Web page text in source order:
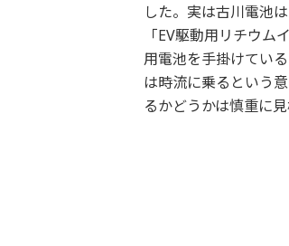
した。実は古川電池
「EV駆動用リチウ
用電池を手掛けてい
は時流に乗るという
るかどうかは慎重に